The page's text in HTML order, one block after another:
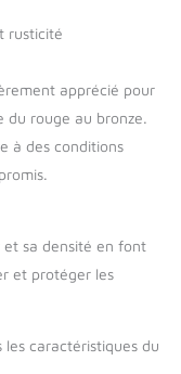
rusticité
apprécié pour
du rouge au bronze.
à des conditions
et sa densité en font
et protéger les
caractéristiques du